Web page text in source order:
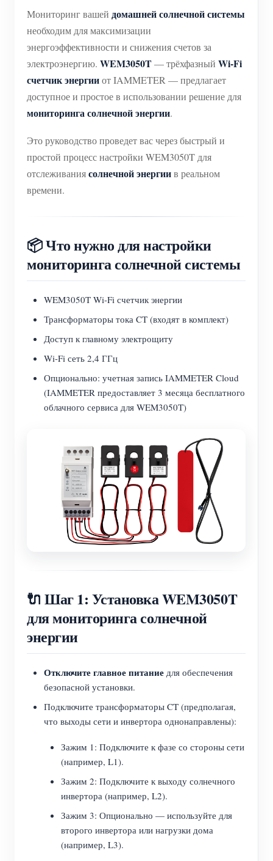
Мониторинг вашей домашней солнечной системы
необходим для максимизации
энергоэффективности и снижения счетов за
электроэнергию. WEM3050T— трёхфазный Wi-Fi
счетчик энергииот IAMMETER — предлагает
доступное и простое в использовании решение для
мониторинга солнечной энергии.
Это руководство проведет вас через быстрый и
простой процесс настройки WEM3050T для
отслеживаниясолнечной энергиив реальном
времени.
📦 Что нужно для настройки
мониторинга солнечной системы
WEM3050T Wi-Fi счетчик энергии
Трансформаторы тока CT (входят в комплект)
Доступ к главному электрощиту
Wi-Fi сеть 2,4 ГГц
Опционально: учетная запись IAMMETER Cloud
(IAMMETER предоставляет 3 месяца бесплатного
облачного сервиса для WEM3050T)
🔌 Шаг 1: Установка WEM3050T
для мониторинга солнечной
энергии
Отключите главное питание для обеспечения
безопасной установки.
Подключите трансформаторы CT (предполагая,
что выходы сети и инвертора однонаправлены):
Зажим 1: Подключите к фазе со стороны сети
(например, L1).
Зажим 2: Подключите к выходу солнечного
инвертора (например, L2).
Зажим 3: Опционально — используйте для
второго инвертора или нагрузки дома
(например, L3).